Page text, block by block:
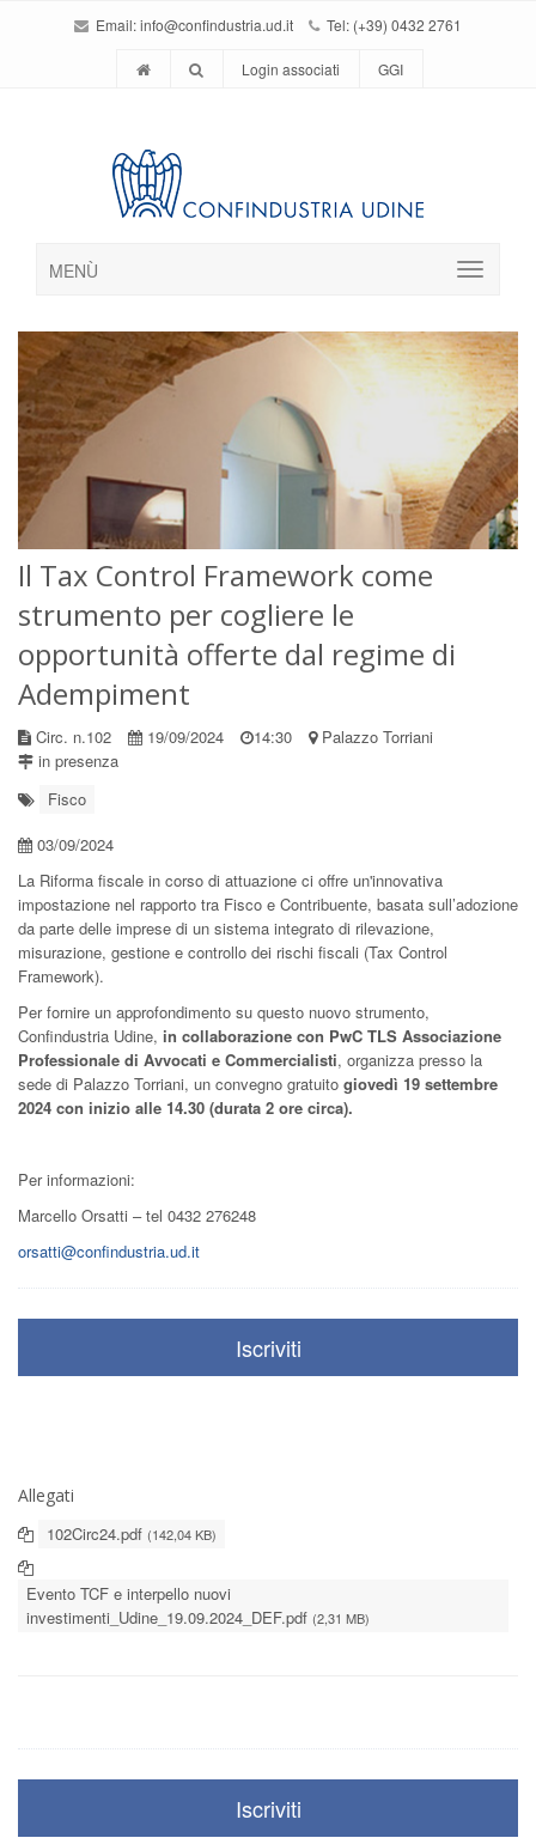
Email:info@confindustria.ud.it Tel: (+39) 0432 2761
Login associati GGI
MENÙ
Il Tax Control Framework come
strumento per cogliere le
opportunità offerte dal regime di
Adempiment
Circ. n.102 19/09/2024 14:30
Palazzo Torriani
in presenza
Fisco
03/09/2024
La Riforma fiscale in corso di attuazione ci offre un'innovativa
impostazione nel rapporto tra Fisco e Contribuente, basata sull’adozione
da parte delle imprese di un sistema integrato di rilevazione,
misurazione, gestione e controllo dei rischi fiscali (Tax Control
Framework).
Per fornire un approfondimento su questo nuovo strumento,
Confindustria Udine, in collaborazione con PwC TLS Associazione
Professionale di Avvocati e Commercialisti, organizza presso la
sede di Palazzo Torriani, un convegno gratuito giovedì 19 settembre
2024 con inizio alle 14.30 (durata 2 ore circa).
Per informazioni:
Marcello Orsatti – tel 0432 276248
orsatti@confindustria.ud.it
Iscriviti
Allegati
102Circ24.pdf (142,04 KB)
Evento TCF e interpello nuovi
investimenti_Udine_19.09.2024_DEF.pdf (2,31 MB)
Iscriviti